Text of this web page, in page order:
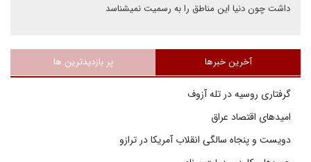
داشت چون دنیا این مناطق را به رسمیت نمیشناسد
آخرین خبرها پر بازدیدترین ها
گرفتاری روسیه در تله آزوف
امیدهای اقتصاد عراق
دویست و پنجاه سالگی انقلاب آمریکا در ترازو